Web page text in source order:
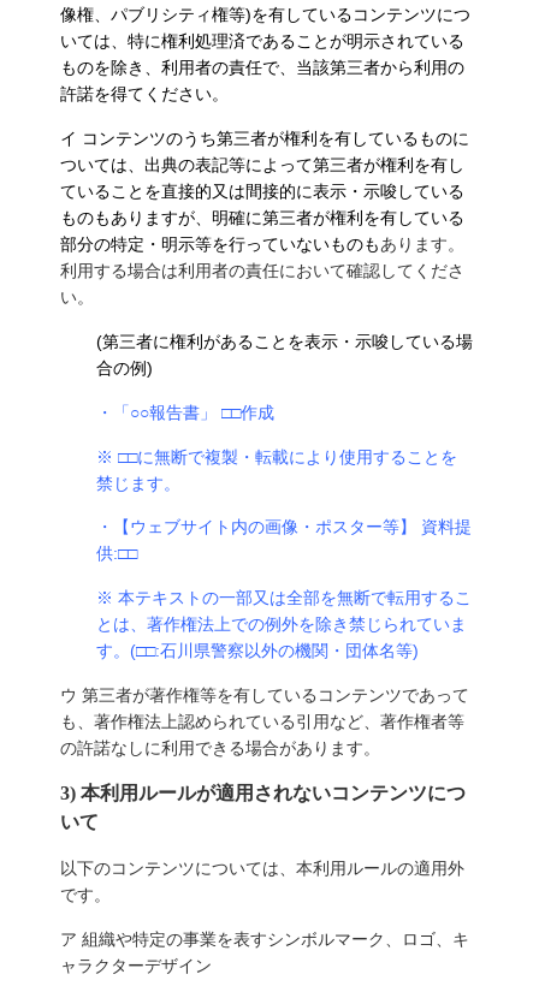
像権、パブリシティ権等)を有しているコンテンツにつ
いては、特に権利処理済であることが明示されている
ものを除き、利用者の責任で、当該第三者から利用の
許諾を得てください。
イ コンテンツのうち第三者が権利を有しているものに
ついては、出典の表記等によって第三者が権利を有し
ていることを直接的又は間接的に表示・示唆している
ものもありますが、明確に第三者が権利を有している
部分の特定・明示等を行っていないものもあります。
利用する場合は利用者の責任において確認してくださ
い。
(第三者に権利があることを表示・示唆している場
合の例)
・「○○報告書」 □□作成
※ □□に無断で複製・転載により使用することを
禁じます。
・【ウェブサイト内の画像・ポスター等】 資料提
供:□□
※ 本テキストの一部又は全部を無断で転用するこ
とは、著作権法上での例外を除き禁じられていま
す。(□□:石川県警察以外の機関・団体名等)
ウ 第三者が著作権等を有しているコンテンツであって
も、著作権法上認められている引用など、著作権者等
の許諾なしに利用できる場合があります。
3) 本利用ルールが適用されないコンテンツにつ
いて
以下のコンテンツについては、本利用ルールの適用外
です。
ア 組織や特定の事業を表すシンボルマーク、ロゴ、キ
ャラクターデザイン